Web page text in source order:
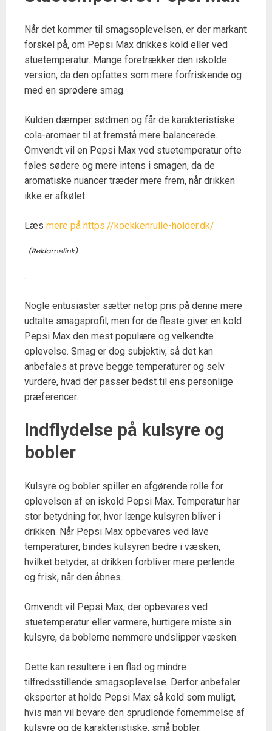
Når det kommer til smagsoplevelsen, er der markant
forskel på, om Pepsi Max drikkes kold eller ved
stuetemperatur. Mange foretrækker den iskolde
version, da den opfattes som mere forfriskende og
med en sprødere smag.
Kulden dæmper sødmen og får de karakteristiske
cola-aromaer til at fremstå mere balancerede.
Omvendt vil en Pepsi Max ved stuetemperatur ofte
føles sødere og mere intens i smagen, da de
aromatiske nuancer træder mere frem, når drikken
ikke er afkølet.
Læs mere på https://koekkenrulle-holder.dk/
.
Nogle entusiaster sætter netop pris på denne mere
udtalte smagsprofil, men for de fleste giver en kold
Pepsi Max den mest populære og velkendte
oplevelse. Smag er dog subjektiv, så det kan
anbefales at prøve begge temperaturer og selv
vurdere, hvad der passer bedst til ens personlige
præferencer.
Indflydelse på kulsyre og
bobler
Kulsyre og bobler spiller en afgørende rolle for
oplevelsen af en iskold Pepsi Max. Temperatur har
stor betydning for, hvor længe kulsyren bliver i
drikken. Når Pepsi Max opbevares ved lave
temperaturer, bindes kulsyren bedre i væsken,
hvilket betyder, at drikken forbliver mere perlende
og frisk, når den åbnes.
Omvendt vil Pepsi Max, der opbevares ved
stuetemperatur eller varmere, hurtigere miste sin
kulsyre, da boblerne nemmere undslipper væsken.
Dette kan resultere i en flad og mindre
tilfredsstillende smagsoplevelse. Derfor anbefaler
eksperter at holde Pepsi Max så kold som muligt,
hvis man vil bevare den sprudlende fornemmelse af
kulsyre og de karakteristiske, små bobler.